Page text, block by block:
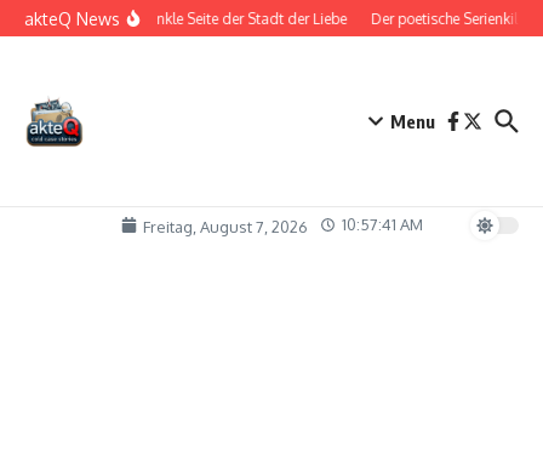
Zum Inhalt springen
akteQ NewsDie dunkle Seite der Stadt der Liebe Der poetische Serienkiller
Menu
Freitag, August 7, 2026 10:57:41 AM